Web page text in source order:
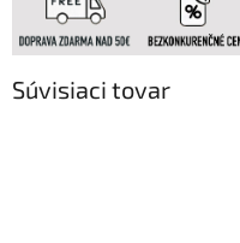
Súvisiaci tovar